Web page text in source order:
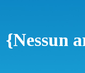
{Nessun